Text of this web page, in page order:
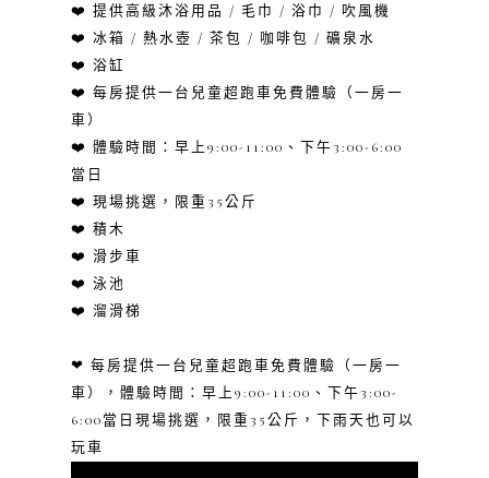
❤️ 提供高級沐浴用品 / 毛巾 / 浴巾 / 吹風機
❤️ 冰箱 / 熱水壺 / 茶包 / 咖啡包 / 礦泉水
❤️ 浴缸
❤️ 每房提供一台兒童超跑車免費體驗（一房一
車）
❤️ 體驗時間：早上9:00-11:00、下午3:00-6:00
當日
❤️ 現場挑選，限重35公斤
❤️ 積木
❤️ 滑步車
❤️ 泳池
❤️ 溜滑梯
❤ 每房提供一台兒童超跑車免費體驗（一房一
車），體驗時間：早上9:00-11:00、下午3:00-
6:00當日現場挑選，限重35公斤，下雨天也可以
玩車